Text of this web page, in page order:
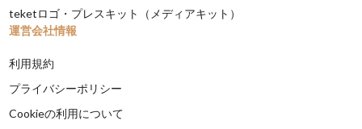
teketロゴ・プレスキット（メディアキット）
運営会社情報
利用規約
プライバシーポリシー
Cookieの利用について